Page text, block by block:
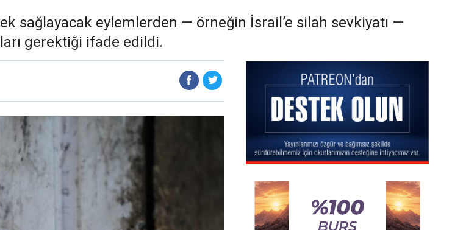
sağlayacak eylemlerden — örneğin İsrail’e silah sevkiyatı —
gerektiği ifade edildi.